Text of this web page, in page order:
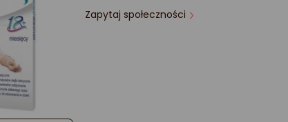
Zapytaj społeczności